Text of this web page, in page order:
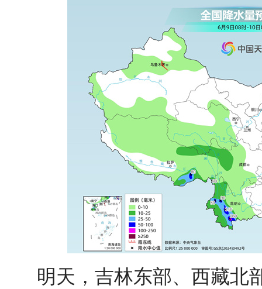
明天， 吉林东部、西藏北